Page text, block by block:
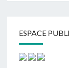
ESPACE